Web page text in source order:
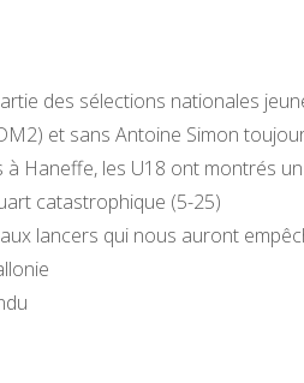
des sélections nationales
et sans Antoine Simon
Haneffe, les U18 ont montrés
catastrophique (5-25)
lancers qui nous auront